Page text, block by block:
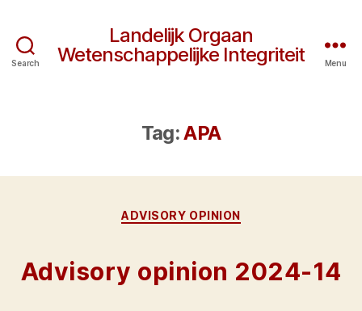
Search
Landelijk Orgaan
Wetenschappelijke Integriteit
Menu
Tag:APA
Categories
ADVISORY OPINION
Advisory opinion 2024-14